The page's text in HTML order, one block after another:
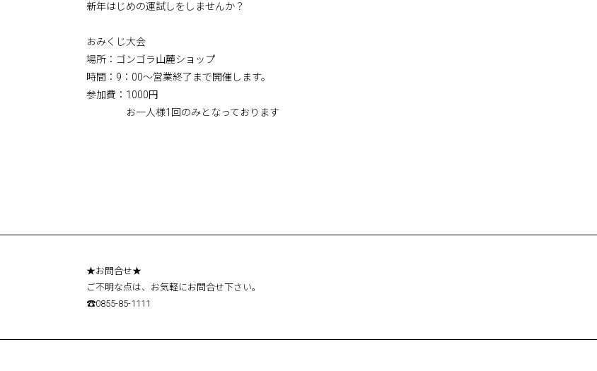
新年はじめの運試しをしませんか？
おみくじ大会
場所：ゴンゴラ山麓ショップ
時間：9：00～営業終了まで開催します。
参加費：1000円
お一人様1回のみとなっております
★お問合せ★
ご不明な点は、お気軽にお問合せ下さい。
☎0855-85-1111